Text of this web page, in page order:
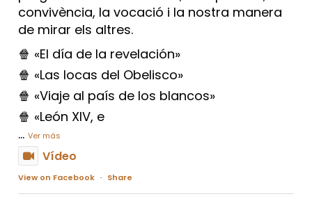
convivència, la vocació i la nostra manera
de mirar els altres.
🍿 «El día de la revelación»
🍿 «Las locas del Obelisco»
🍿 «Viaje al país de los blancos»
🍿 «León XIV, e
... Ver más
Vídeo
View on Facebook · Share